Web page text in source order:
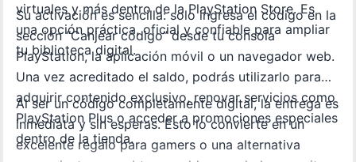
virtuales y más dentro de la PlayStation Store. Es
una opción práctica, oficial y confiable para ampliar
tu biblioteca digital.
Su activación es sencilla: solo ingresa el código en la
sección “Canjear código” desde tu consola
PlayStation, la aplicación móvil o un navegador web.
Una vez acreditado el saldo, podrás utilizarlo para
adquirir contenido exclusivo, renovar servicios como
PlayStation Plus o acceder a promociones especiales
dentro de la tienda.
Al ser un código completamente digital, la entrega es
inmediata y sin esperas. Esto lo convierte en un
excelente regalo para gamers o una alternativa